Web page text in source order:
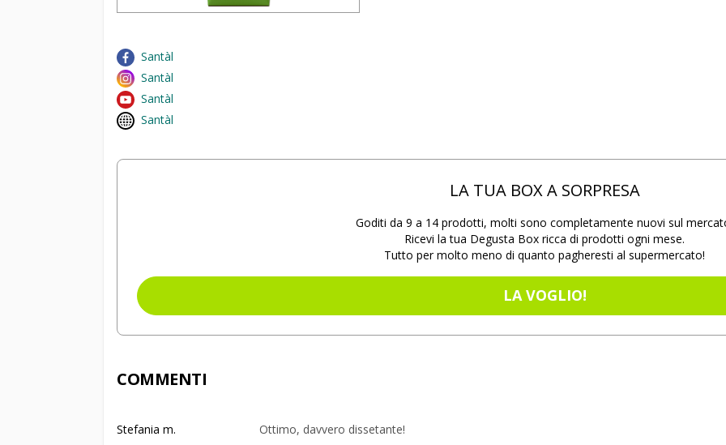
Santàl
Santàl
Santàl
Santàl
LA TUA BOX A SORPRESA
Goditi da 9 a 14 prodotti, molti sono completamente nuovi sul
Ricevi la tua Degusta Box ricca di prodotti ogni mese.
Tutto per molto meno di quanto pagheresti al supermercato!
LA VOGLIO!
COMMENTI
Stefania m. Ottimo, davvero dissetante!